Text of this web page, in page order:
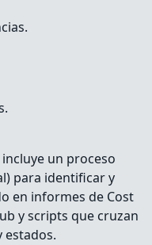
un proceso
para identificar y
en informes de Cost
y scripts que cruzan
estados.